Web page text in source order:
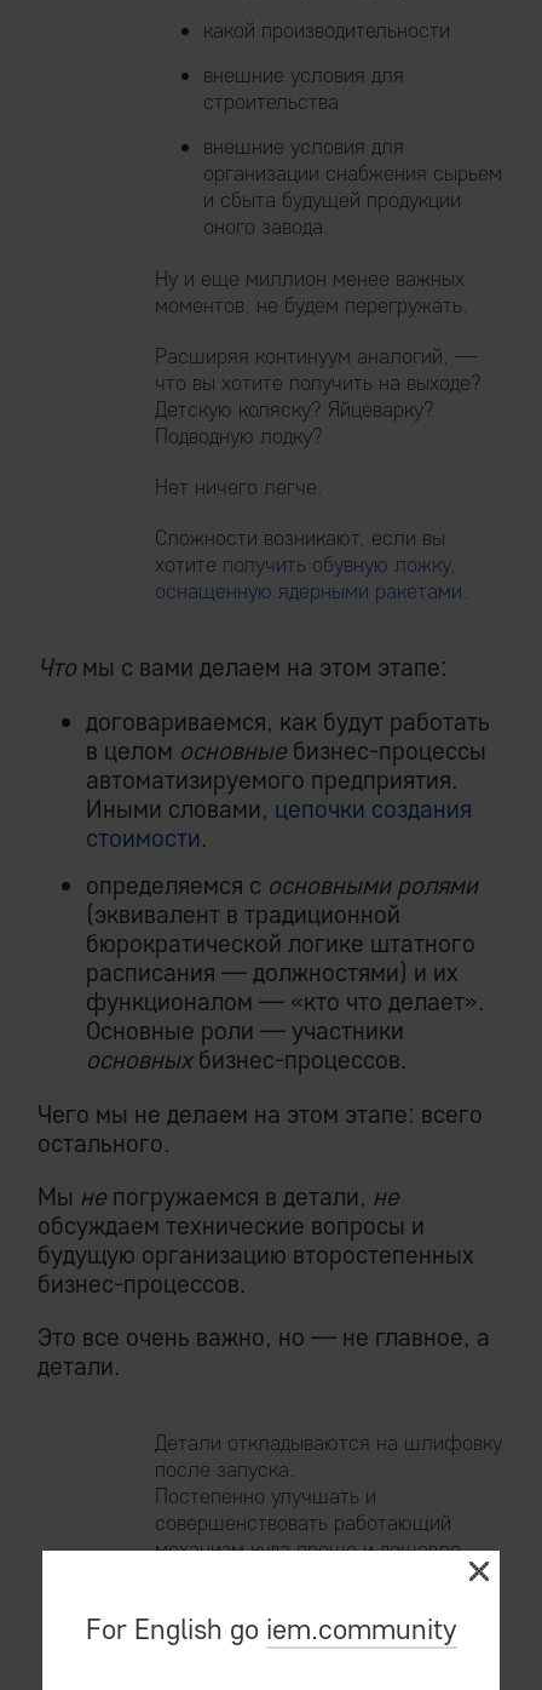
какой производительности
внешние условия для
строительства
внешние условия для
организации снабжения сырьем
и сбыта будущей продукции
оного завода.
Ну и еще миллион менее важных
моментов, не будем перегружать.
Расширяя континуум аналогий, —
что вы хотите получить на выходе?
Детскую коляску? Яйцеварку?
Подводную лодку?
Нет ничего легче.
Сложности возникают, если вы
хотите получить обувную ложку,
оснащенную ядерными ракетами.
Что мы с вами делаем на этом этапе:
договариваемся, как будут работать
в целом основные бизнес-процессы
автоматизируемого предприятия.
Иными словами, цепочки создания
стоимости.
определяемся с основными ролями
(эквивалент в традиционной
бюрократической логике штатного
расписания — должностями) и их
функционалом — «кто что делает».
Основные роли — участники
основныхбизнес-процессов.
Чего мы не делаем на этом этапе: всего
остального.
Мы не погружаемся в детали, не
обсуждаем технические вопросы и
будущую организацию второстепенных
бизнес-процессов.
Это все очень важно, но — не главное, а
детали.
Детали откладываются на шлифовку
после запуска.
Постепенно улучшать и
совершенствовать работающий
механизм куда проще и дешевле,
производства.
For English go iem.community